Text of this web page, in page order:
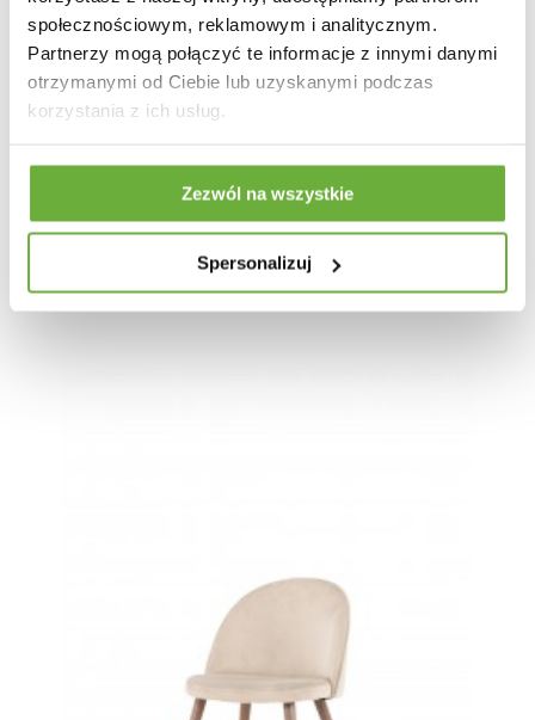
społecznościowym, reklamowym i analitycznym.
Partnerzy mogą połączyć te informacje z innymi danymi
otrzymanymi od Ciebie lub uzyskanymi podczas
korzystania z ich usług.
Zezwól na wszystkie
Spersonalizuj
767,71 zł903,19 zł